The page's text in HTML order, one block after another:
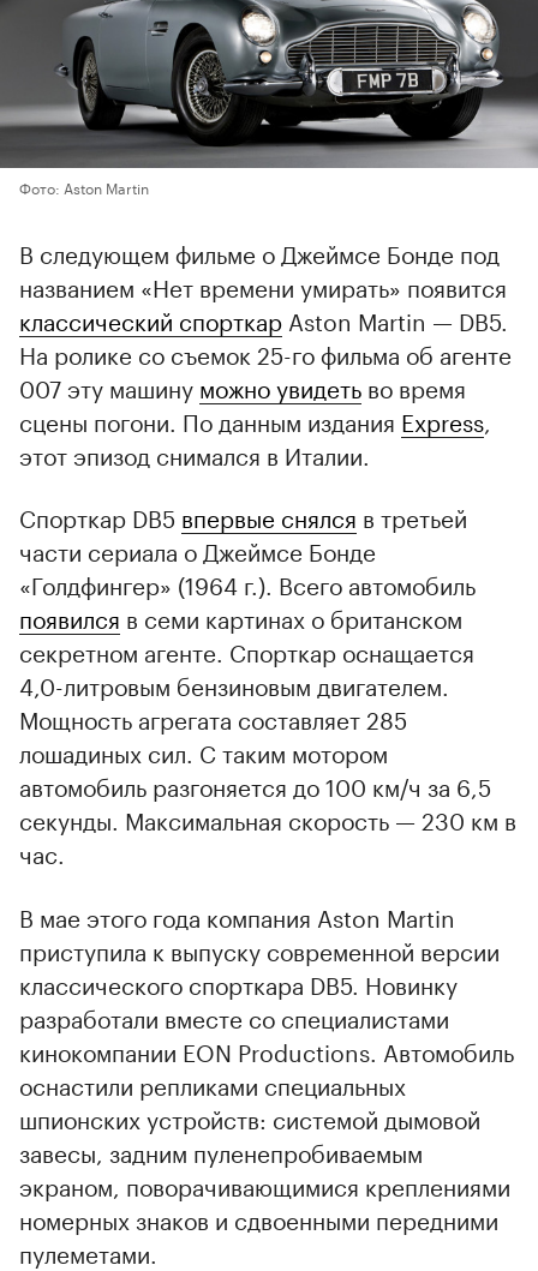
Фото: Aston Martin
В следующем фильме о Джеймсе Бонде под
названием «Нет времени умирать» появится
классический спорткар Aston Martin — DB5.
На ролике со съемок 25-го фильма об агенте
007 эту машину можно увидеть во время
сцены погони. По данным издания Express
этот эпизод снимался в Италии.
Спорткар DB5 впервые снялся в третьей
части сериала о Джеймсе Бонде
«Голдфингер» (1964 г.). Всего автомобиль
появился в семи картинах о британском
секретном агенте. Спорткар оснащается
4,0-литровым бензиновым двигателем.
Мощность агрегата составляет 285
лошадиных сил. С таким мотором
автомобиль разгоняется до 100 км/ч за 6,5
секунды. Максимальная скорость — 230 км в
час.
00:00 / 00:00
В мае этого года компания Aston Martin
приступила к выпуску современной версии
классического спорткара DB5. Новинку
разработали вместе со специалистами
кинокомпании EON Productions. Автомобиль
оснастили репликами специальных
шпионских устройств: системой дымовой
завесы, задним пуленепробиваемым
экраном, поворачивающимися креплениями
номерных знаков и сдвоенными передними
пулеметами.